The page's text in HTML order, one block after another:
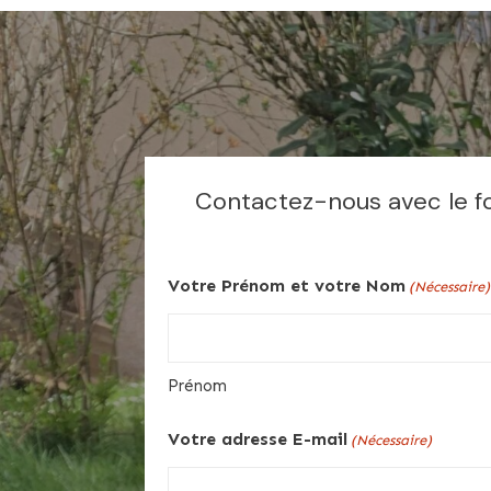
Contactez-nous avec le
Votre Prénom et votre Nom (Nécessaire)
Prénom
Votre adresse E-mail (Nécessaire)